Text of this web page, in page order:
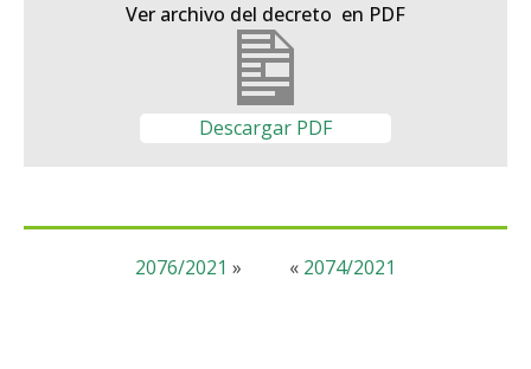
Ver archivo del decreto en PDF
Descargar PDF
« 2074/2021
2076/2021 »